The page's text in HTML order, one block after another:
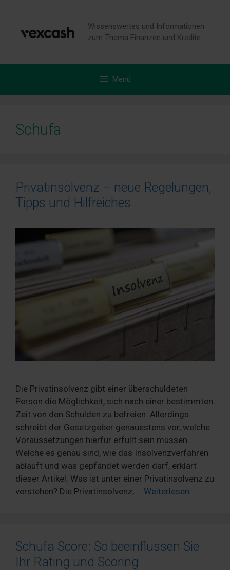
springen
Wissenswertes und Informationen
zum Thema Finanzen und Kredite
Menü
Schufa
Privatinsolvenz – neue Regelungen,
Tipps und Hilfreiches
Die Privatinsolvenz gibt einer überschuldeten
Person die Möglichkeit, sich nach einer bestimmten
Zeit von den Schulden zu befreien. Allerdings
schreibt der Gesetzgeber genauestens vor, welche
Voraussetzungen hierfür erfüllt sein müssen.
Welche es genau sind, wie das Insolvenzverfahren
abläuft und was gepfändet werden darf, erklärt
dieser Artikel. Was ist unter einer Privatinsolvenz zu
verstehen? Die Privatinsolvenz, … Weiterlesen
Schufa Score: So beeinflussen Sie
Ihr Rating und Scoring